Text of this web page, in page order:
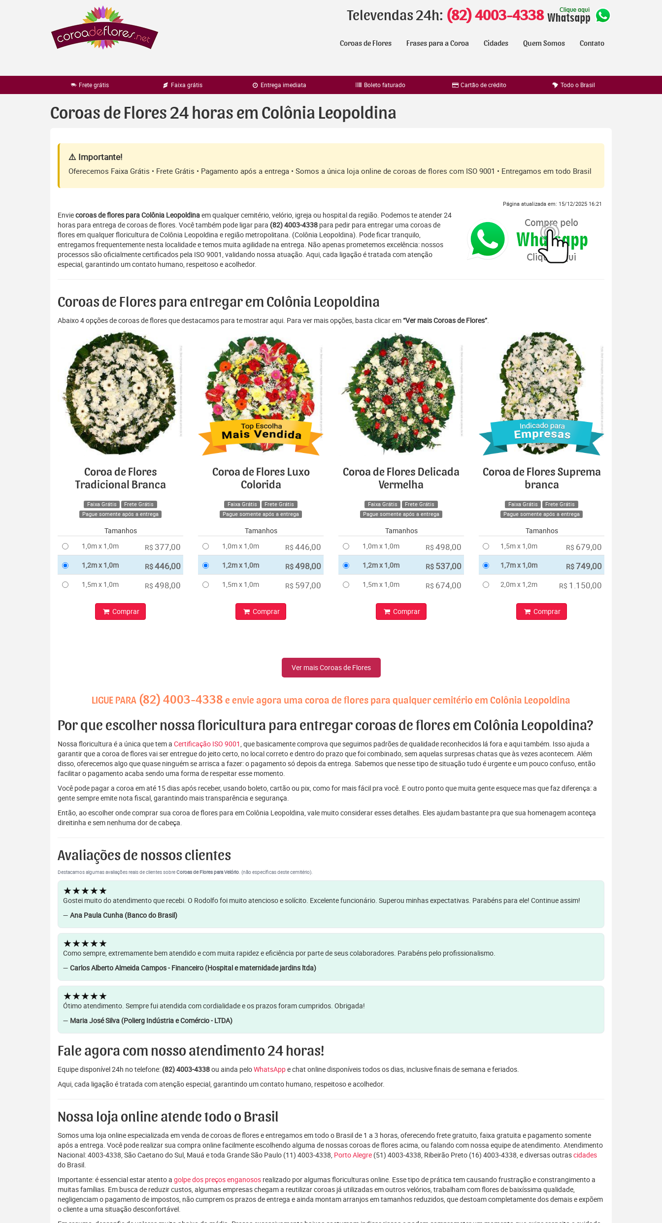
Televendas 24h: (82) 4003-4338
Coroas de Flores Frases para a Coroa Cidades Quem Somos Contato
Frete grátis Faixa grátis Entrega imediata Boleto faturado Cartão de crédito Todo o Brasil
Coroas de Flores 24 horas em Colônia Leopoldina
⚠️ Importante!
Oferecemos Faixa Grátis • Frete Grátis • Pagamento após a entrega • Somos a única loja online de coroas de flores com ISO 9001 • Entregamos em todo Brasil
Página atualizada em: 15/12/2025 16:21
Enviecoroas de flores para Colônia Leopoldinaem qualquer cemitério, velório, igreja ou hospital da região. Podemos te atender 24
horas para entrega de coroas de flores. Você também pode ligar para (82) 4003-4338 para pedir para entregar uma coroas de
flores em qualquer floricultura de Colônia Leopoldina e região metropolitana. (Colônia Leopoldina). Pode ficar tranquilo,
entregamos frequentemente nesta localidade e temos muita agilidade na entrega. Não apenas prometemos excelência: nossos
processos são oficialmente certificados pela ISO 9001, validando nossa atuação. Aqui, cada ligação é tratada com atenção
especial, garantindo um contato humano, respeitoso e acolhedor.
Coroas de Flores para entregar em Colônia Leopoldina
Abaixo 4 opções de coroas de flores que destacamos para te mostrar aqui. Para ver mais opções, basta clicar em“Ver mais Coroas de Flores”.
Coroa de Flores
Tradicional Branca
Faixa Grátis
Frete Grátis
Pague somente após a entrega
Tamanhos
1,0m x 1,0m
R$ 377,00
1,2m x 1,0m R$446,00
1,5m x 1,0m R$ 498,00
Comprar
Coroa de Flores Luxo
Colorida
Faixa Grátis
Frete Grátis
Pague somente após a entrega
Tamanhos
1,0m x 1,0m
R$ 446,00
1,2m x 1,0m R$498,00
1,5m x 1,0m R$ 597,00
Comprar
Coroa de Flores Delicada
Vermelha
Faixa Grátis
Frete Grátis
Pague somente após a entrega
Tamanhos
1,0m x 1,0m
R$ 498,00
1,2m x 1,0m R$ 537,00
1,5m x 1,0m R$ 674,00
Comprar
Coroa de Flores Suprema
branca
Faixa Grátis
Frete Grátis
Pague somente após a entrega
Tamanhos
1,5m x 1,0m
R$ 679,00
1,7m x 1,0m R$749,00
2,0m x 1,2m R$ 1.150,00
Comprar
Ver mais Coroas de Flores
LIGUE PARA (82) 4003-4338 e envie agora uma coroa de flores para qualquer cemitério em Colônia Leopoldina
Por que escolher nossa floricultura para entregar coroas de flores em Colônia Leopoldina?
Nossa floricultura é a única que tem a Certificação ISO 9001, que basicamente comprova que seguimos padrões de qualidade reconhecidos lá fora e aqui também. Isso ajuda a
garantir que a coroa de flores vai ser entregue do jeito certo, no local correto e dentro do prazo que foi combinado, sem aquelas surpresas chatas que às vezes acontecem. Além
disso, oferecemos algo que quase ninguém se arrisca a fazer: o pagamento só depois da entrega. Sabemos que nesse tipo de situação tudo é urgente e um pouco confuso, então
facilitar o pagamento acaba sendo uma forma de respeitar esse momento.
Você pode pagar a coroa em até 15 dias após receber, usando boleto, cartão ou pix, como for mais fácil pra você. E outro ponto que muita gente esquece mas que faz diferença: a
gente sempre emite nota fiscal, garantindo mais transparência e segurança.
Então, ao escolher onde comprar sua coroa de flores para em Colônia Leopoldina, vale muito considerar esses detalhes. Eles ajudam bastante pra que sua homenagem aconteça
direitinha e sem nenhuma dor de cabeça.
Avaliações de nossos clientes
Destacamos algumas avaliações reais de clientes sobreCoroas de Flores para Velório. (não específicas deste cemitério).
★★★★★
Gostei muito do atendimento que recebi. O Rodolfo foi muito atencioso e solícito. Excelente funcionário. Superou minhas expectativas. Parabéns para ele! Continue assim!
— Ana Paula Cunha (Banco do Brasil)
★★★★★
Como sempre, extremamente bem atendido e com muita rapidez e eficiência por parte de seus colaboradores. Parabéns pelo profissionalismo.
— Carlos Alberto Almeida Campos - Financeiro (Hospital e maternidade jardins ltda)
★★★★★
Ótimo atendimento. Sempre fui atendida com cordialidade e os prazos foram cumpridos. Obrigada!
— Maria José Silva (Polierg Indústria e Comércio - LTDA)
Fale agora com nosso atendimento 24 horas!
Equipe disponível 24h no telefone: (82) 4003-4338ou ainda peloWhatsAppe chat online disponíveis todos os dias, inclusive finais de semana e feriados.
Aqui, cada ligação é tratada com atenção especial, garantindo um contato humano, respeitoso e acolhedor.
Nossa loja online atende todo o Brasil
Somos uma loja online especializada em venda de coroas de flores e entregamos em todo o Brasil de 1 a 3 horas, oferecendo frete gratuito, faixa gratuita e pagamento somente
após a entrega. Você pode realizar sua compra online facilmente escolhendo alguma de nossas coroas de flores acima, ou falando com nossa equipe de atendimento. Atendimento
Nacional: 4003-4338, São Caetano do Sul, Mauá e toda Grande São Paulo (11) 4003-4338, Porto Alegre (51) 4003-4338, Ribeirão Preto (16) 4003-4338, e diversas outrascidades
do Brasil.
Importante: é essencial estar atento a golpe dos preços enganosos realizado por algumas floriculturas online. Esse tipo de prática tem causando frustração e constrangimento a
muitas famílias. Em busca de reduzir custos, algumas empresas chegam a reutilizar coroas já utilizadas em outros velórios, trabalham com flores de baixíssima qualidade,
negligenciam o pagamento de impostos, não cumprem os prazos de entrega e ainda montam arranjos em tamanhos reduzidos, que destoam completamente dos demais e expõem
o cliente a uma situação desconfortável.